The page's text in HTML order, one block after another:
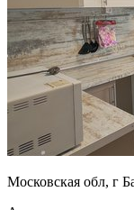
Московская обл, г